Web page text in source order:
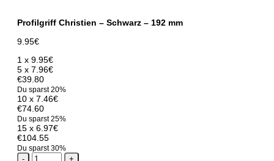
Profilgriff Christien – Schwarz – 192 mm
9.95€
1 x 9.95€
5 x 7.96€
€39.80
Du sparst 20%
10 x 7.46€
€74.60
Du sparst 25%
15 x 6.97€
€104.55
Du sparst 30%
Profilgriff